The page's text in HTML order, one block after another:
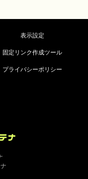
表示設定
固定リンク作成ツール
プライバシーポリシー